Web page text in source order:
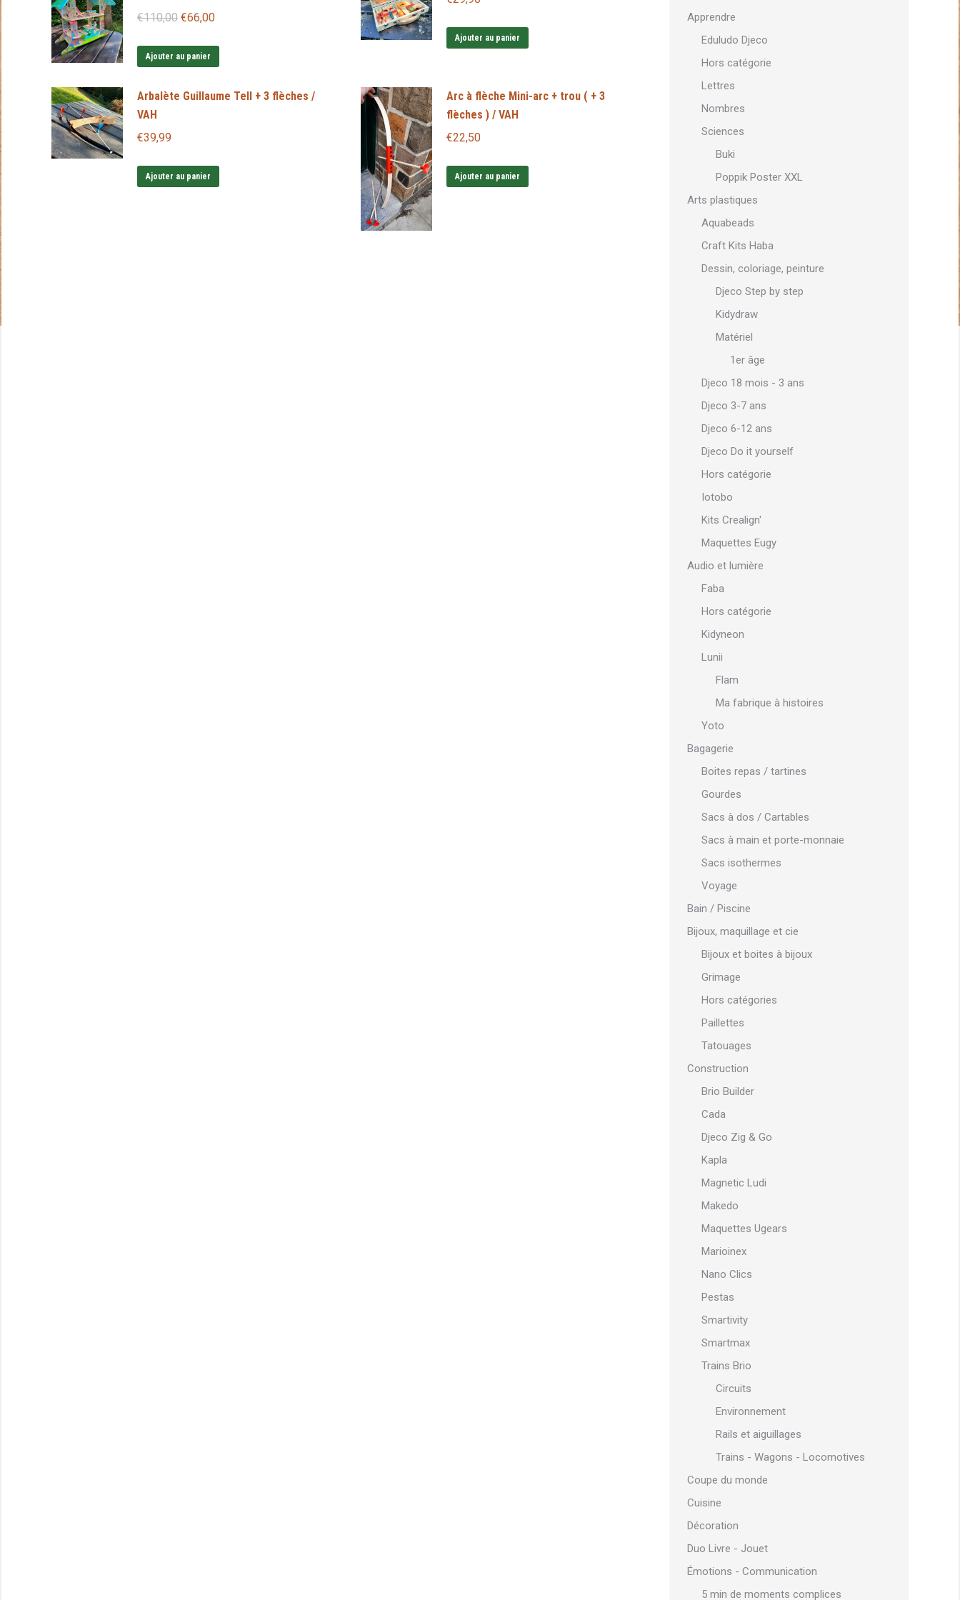
choisies
choisies
€110,00 Le
initial
€110,00.
€66,00Le
€66,00.
Ajouter au panier
Ajouter au panier
Arbalète Guillaume Tell + 3 flèches /
VAH
€39,99
Ajouter au panier
Arc à flèche Mini-arc + trou ( + 3
flèches ) / VAH
€22,50
Ajouter au panier
Apprendre
Eduludo Djeco
Hors catégorie
Lettres
Nombres
Sciences
Buki
Poppik Poster XXL
Arts plastiques
Aquabeads
Craft Kits Haba
Dessin, coloriage, peinture
Djeco Step by step
Kidydraw
Matériel
1er âge
Djeco 18 mois - 3 ans
Djeco 3-7 ans
Djeco 6-12 ans
Djeco Do it yourself
Hors catégorie
Iotobo
Kits Crealign'
Maquettes Eugy
Audio et lumière
Faba
Hors catégorie
Kidyneon
Lunii
Flam
Ma fabrique à histoires
Yoto
Bagagerie
Boites repas / tartines
Gourdes
Sacs à dos / Cartables
Sacs à main et porte-monnaie
Sacs isothermes
Voyage
Bain / Piscine
Bijoux, maquillage et cie
Bijoux et boites à bijoux
Grimage
Hors catégories
Paillettes
Tatouages
Construction
Brio Builder
Cada
Djeco Zig & Go
Kapla
Magnetic Ludi
Makedo
Maquettes Ugears
Marioinex
Nano Clics
Pestas
Smartivity
Smartmax
Trains Brio
Circuits
Environnement
Rails et aiguillages
Trains - Wagons - Locomotives
Coupe du monde
Cuisine
Décoration
Duo Livre - Jouet
Émotions - Communication
5 min de moments complices